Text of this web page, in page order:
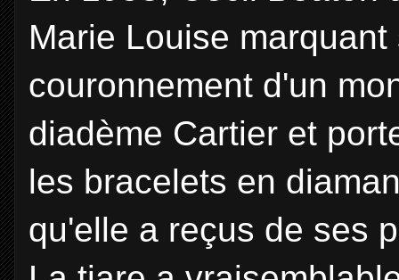
Marie Louise
couronnement d'un
diadème Cartier et
les bracelets en
qu'elle a reçus de ses